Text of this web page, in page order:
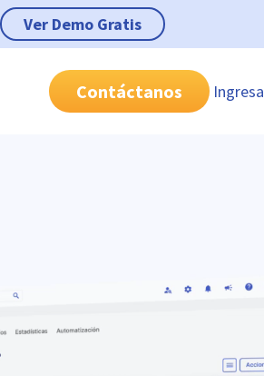
Ver Demo Gratis
Contáctanos
Brasil